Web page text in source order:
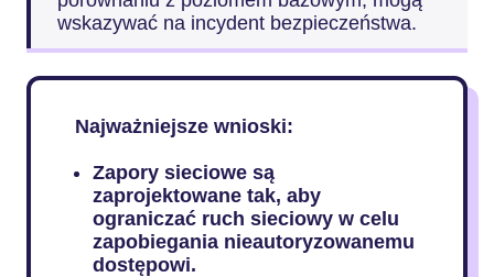
wskazywać na incydent bezpieczeństwa.
Najważniejsze wnioski:
Zapory sieciowe są
zaprojektowane tak, aby
ograniczać ruch sieciowy w celu
zapobiegania nieautoryzowanemu
dostępowi.